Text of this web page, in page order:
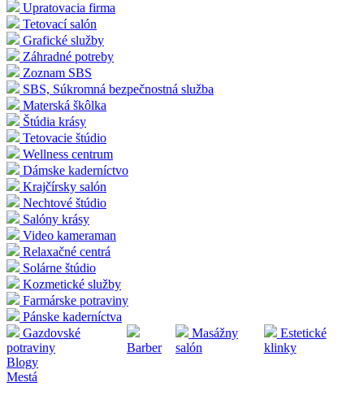
Upratovacia firma
Tetovací salón
Grafické služby
Záhradné potreby
Zoznam SBS
SBS, Súkromná bezpečnostná služba
Materská škôlka
Štúdia krásy
Tetovacie štúdio
Wellness centrum
Dámske kaderníctvo
Krajčírsky salón
Nechtové štúdio
Salóny krásy
Video kameraman
Relaxačné centrá
Solárne štúdio
Kozmetické služby
Farmárske potraviny
Pánske kaderníctva
Gazdovské
potraviny
Barber
Masážny
salón
Estetické
klinky
Blogy
Mestá